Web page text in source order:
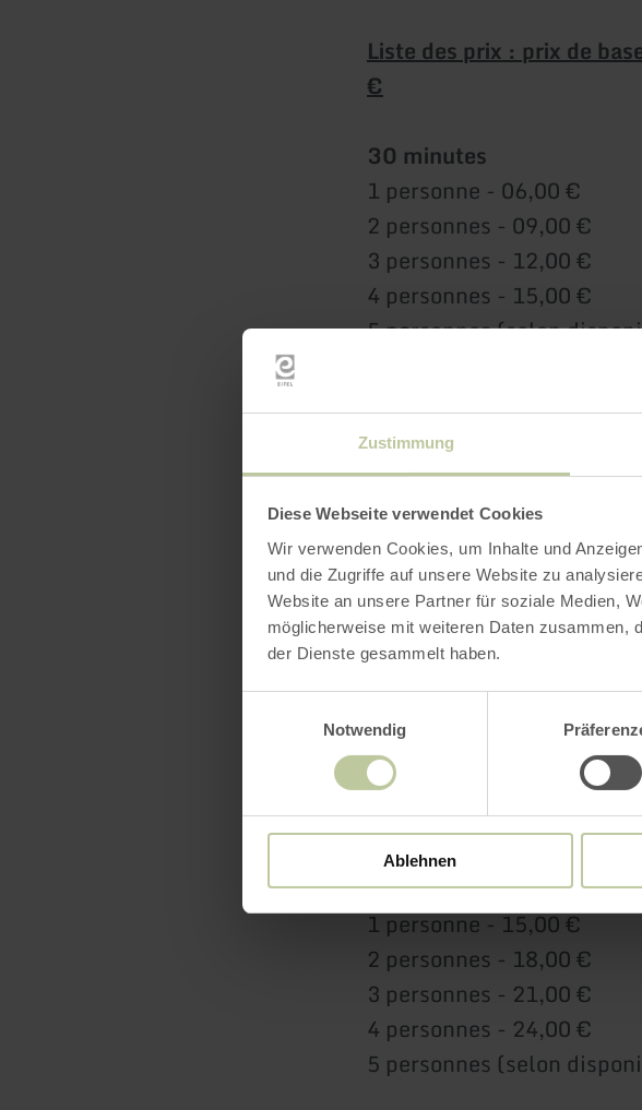
Zustimmung
Diese Webseite verwendet Cookies
Wir verwenden Cookies, um Inhalte und
und die Zugriffe auf unsere Website zu
Website an unsere Partner für soziale Medien,
möglicherweise mit weiteren Daten zusammen,
der Dienste gesammelt haben.
Notwendig
Ablehnen
Liste des prix : prix de
€
30 minutes
1 personne - 06,00 €
2 personnes - 09,00 €
3 personnes - 12,00 €
4 personnes - 15,00 €
5 personnes (selon
1 personne - 09,00 €
2 personnes - 12,00 €
3 personnes - 15,00 €
4 personnes - 18,00 €
5 personnes (selon
90 minutes
2 personnes - 15,00 €
3 personnes - 18,00 €
4 personnes - 21,00 €
5 personnes (selon
120 minutes
1 personne - 15,00 €
2 personnes - 18,00 €
3 personnes - 21,00 €
4 personnes - 24,00 €
5 personnes (selon